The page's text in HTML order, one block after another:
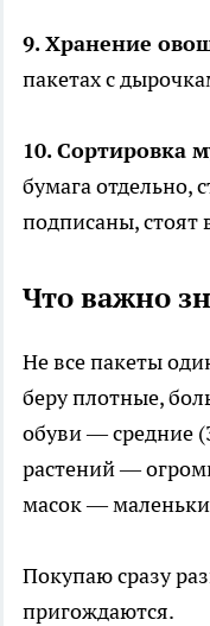
9. Хранение
пакетах с
10. Сортировка
бумага отдельно,
подписаны, стоят
Что важно
Не все пакеты
беру плотные,
обуви — средние
растений —
масок —
Покупаю сразу
пригождаются.